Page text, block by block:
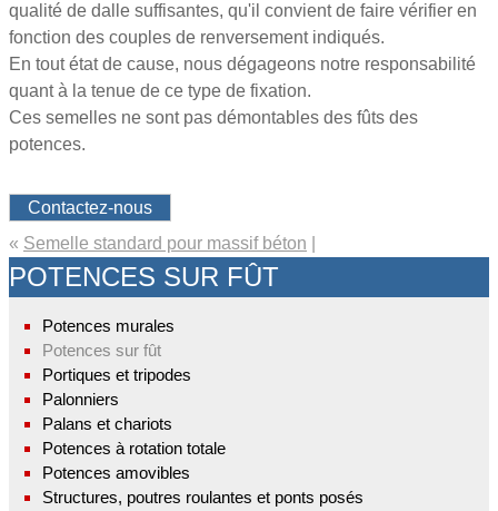
qualité de dalle suffisantes, qu'il convient de faire vérifier en
fonction des couples de renversement indiqués.
En tout état de cause, nous dégageons notre responsabilité
quant à la tenue de ce type de fixation.
Ces semelles ne sont pas démontables des fûts des
potences.
Contactez-nous
« Semelle standard pour massif béton
POTENCES SUR FÛT
Potences murales
Potences sur fût
Portiques et tripodes
Palonniers
Palans et chariots
Potences à rotation totale
Potences amovibles
Structures, poutres roulantes et ponts posés